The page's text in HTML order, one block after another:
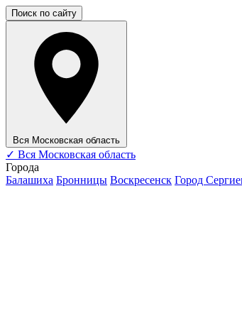
Поиск по сайту
Вся Московская область
✓ Вся Московская область
Города
Балашиха Бронницы Воскресенск Город